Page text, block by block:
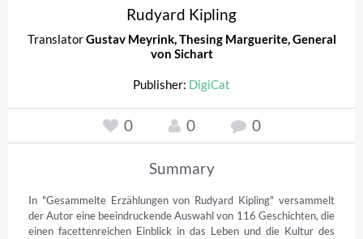
Rudyard Kipling
TranslatorGustav Meyrink,Thesing Marguerite,General
von Sichart
Publisher: DigiCat
0 0 0
Summary
In "Gesammelte Erzählungen von Rudyard Kipling" versammelt
der Autor eine beeindruckende Auswahl von 116 Geschichten, die
einen facettenreichen Einblick in das Leben und die Kultur des